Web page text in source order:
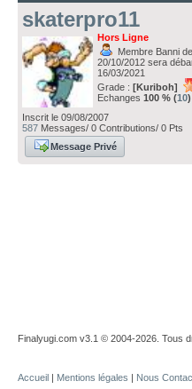
skaterpro11
Hors Ligne
Membre Banni
20/10/2012 sera
16/03/2021
Grade : [Kuriboh]
Echanges 100 % (10)
Inscrit le 09/08/2007
587 Messages/ 0 Contributions/ 0 Pts
Message Privé
Finalyugi.com v3.1 © 2004-2026. Tous
Accueil | Mentions légales | Nous